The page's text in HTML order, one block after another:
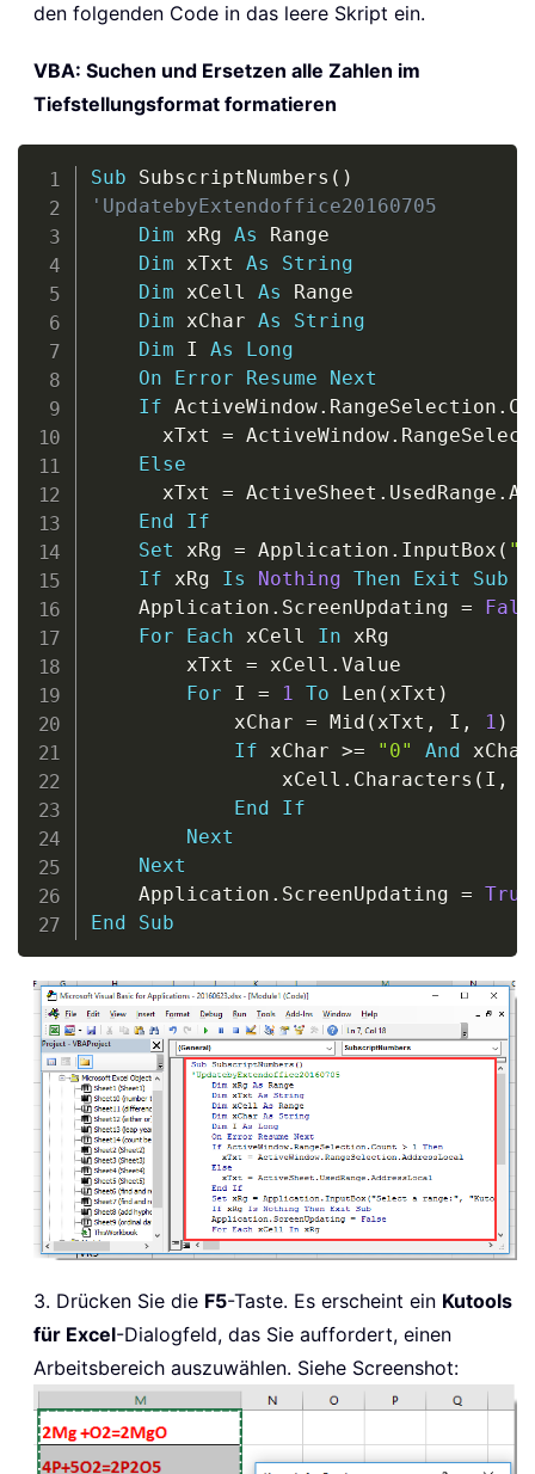
den folgenden Code in das leere Skript ein.
VBA: Suchen und Ersetzen alle Zahlen im
Tiefstellungsformat formatieren
Sub SubscriptNumbers ( )
'UpdatebyExtendoffice20160705
Dim xRg As Range
Dim xTxt As
String
Dim xCell As Range
Dim xChar As
String
Dim I As
Long
On
Error Resume
Next
If ActiveWindow. RangeSelection .
      xTxt
= ActiveWindow.
Else
      xTxt
= ActiveSheet . UsedRange .
End
If
Set xRg = Application . InputBox (
If xRg Is Nothing Then Exit
Sub
    Application
. ScreenUpdating =
For
Each xCell In xRg
        xTxt
= xCell . Value
For I = 1 To Len ( xTxt )
            xChar
= Mid ( xTxt , I , 1 )
If xChar >= "0" And
                xCell
. Characters ( I ,
End
If
Next
Next
    Application
. ScreenUpdating = True
End
Sub
3. Drücken Sie die F5-Taste. Es erscheint ein Kutools
für Excel-Dialogfeld, das Sie auffordert, einen
Arbeitsbereich auszuwählen. Siehe Screenshot: